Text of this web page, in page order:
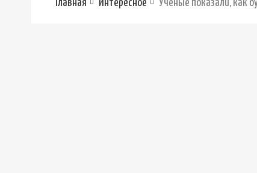
Главная Интересное Ученые показали, как